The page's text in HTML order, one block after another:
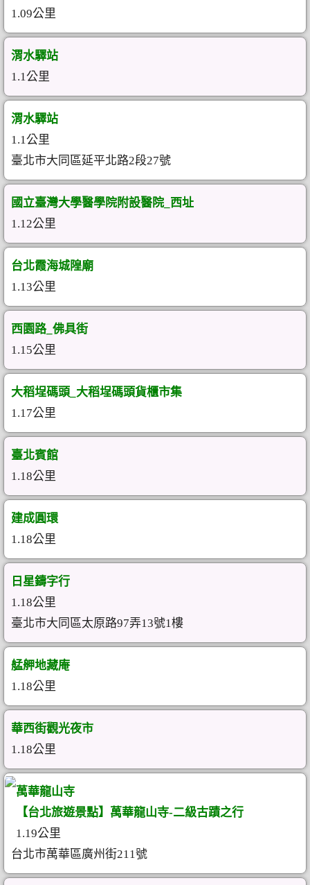
1.09公里
渭水驛站
1.1公里
渭水驛站
1.1公里
臺北市大同區延平北路2段27號
國立臺灣大學醫學院附設醫院_西址
1.12公里
台北霞海城隍廟
1.13公里
西園路_佛具街
1.15公里
大稻埕碼頭_大稻埕碼頭貨櫃市集
1.17公里
臺北賓館
1.18公里
建成圓環
1.18公里
日星鑄字行
1.18公里
臺北市大同區太原路97弄13號1樓
艋舺地藏庵
1.18公里
華西街觀光夜市
1.18公里
萬華龍山寺
【台北旅遊景點】萬華龍山寺-二級古蹟之行
1.19公里
台北市萬華區廣州街211號